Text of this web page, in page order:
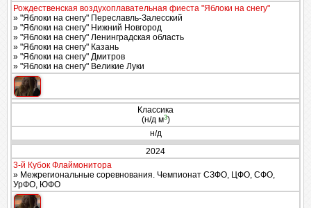
Рождественская воздухоплавательная фиеста "Яблоки на снегу"
» "Яблоки на снегу" Переславль-Залесский
» "Яблоки на снегу" Нижний Новгород
» "Яблоки на снегу" Ленинградская область
» "Яблоки на снегу" Казань
» "Яблоки на снегу" Дмитров
» "Яблоки на снегу" Великие Луки
Классика
(н/д м3)
н/д
2024
3-й Кубок Флаймонитора
» Межрегиональные соревнования. Чемпионат СЗФО, ЦФО, СФО,
УрФО, ЮФО